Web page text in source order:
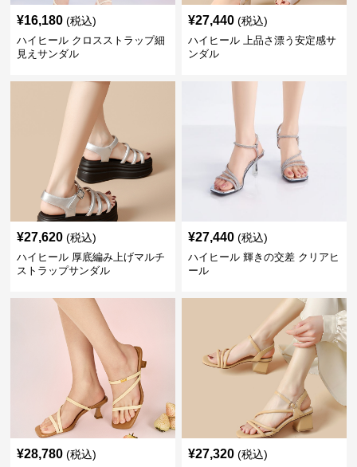
¥16,180 (税込)
ハイヒール クロスストラップ細
見えサンダル
¥27,440 (税込)
ハイヒール 上品さ漂う安定感サ
ンダル
¥27,620 (税込)
ハイヒール 厚底編み上げマルチ
ストラップサンダル
¥27,440 (税込)
ハイヒール 輝きの交差 クリアヒ
ール
¥28,780 (税込) ¥27,320 (税込)